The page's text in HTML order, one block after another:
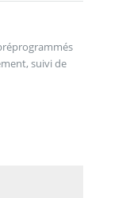
suivi de